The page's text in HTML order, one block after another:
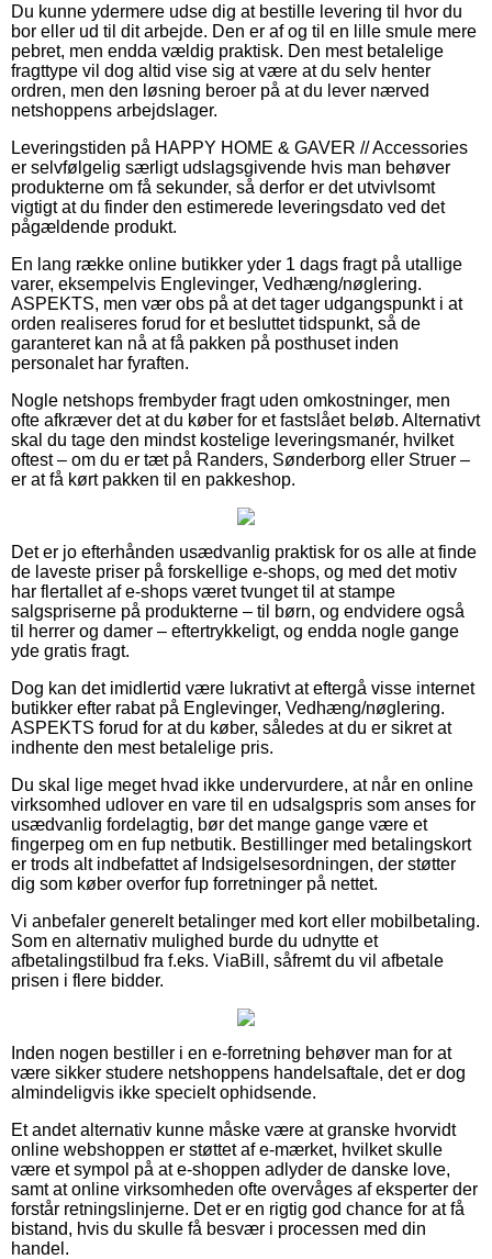
Du kunne ydermere udse dig at bestille levering til hvor du
bor eller ud til dit arbejde. Den er af og til en lille smule mere
pebret, men endda vældig praktisk. Den mest betalelige
fragttype vil dog altid vise sig at være at du selv henter
ordren, men den løsning beroer på at du lever nærved
netshoppens arbejdslager.
Leveringstiden på HAPPY HOME & GAVER // Accessories
er selvfølgelig særligt udslagsgivende hvis man behøver
produkterne om få sekunder, så derfor er det utvivlsomt
vigtigt at du finder den estimerede leveringsdato ved det
pågældende produkt.
En lang række online butikker yder 1 dags fragt på utallige
varer, eksempelvis Englevinger, Vedhæng/nøglering.
ASPEKTS, men vær obs på at det tager udgangspunkt i at
orden realiseres forud for et besluttet tidspunkt, så de
garanteret kan nå at få pakken på posthuset inden
personalet har fyraften.
Nogle netshops frembyder fragt uden omkostninger, men
ofte afkræver det at du køber for et fastslået beløb. Alternativt
skal du tage den mindst kostelige leveringsmanér, hvilket
oftest – om du er tæt på Randers, Sønderborg eller Struer –
er at få kørt pakken til en pakkeshop.
Det er jo efterhånden usædvanlig praktisk for os alle at finde
de laveste priser på forskellige e-shops, og med det motiv
har flertallet af e-shops været tvunget til at stampe
salgspriserne på produkterne – til børn, og endvidere også
til herrer og damer – eftertrykkeligt, og endda nogle gange
yde gratis fragt.
Dog kan det imidlertid være lukrativt at eftergå visse internet
butikker efter rabat på Englevinger, Vedhæng/nøglering.
ASPEKTS forud for at du køber, således at du er sikret at
indhente den mest betalelige pris.
Du skal lige meget hvad ikke undervurdere, at når en online
virksomhed udlover en vare til en udsalgspris som anses for
usædvanlig fordelagtig, bør det mange gange være et
fingerpeg om en fup netbutik. Bestillinger med betalingskort
er trods alt indbefattet af Indsigelsesordningen, der støtter
dig som køber overfor fup forretninger på nettet.
Vi anbefaler generelt betalinger med kort eller mobilbetaling.
Som en alternativ mulighed burde du udnytte et
afbetalingstilbud fra f.eks. ViaBill, såfremt du vil afbetale
prisen i flere bidder.
Inden nogen bestiller i en e-forretning behøver man for at
være sikker studere netshoppens handelsaftale, det er dog
almindeligvis ikke specielt ophidsende.
Et andet alternativ kunne måske være at granske hvorvidt
online webshoppen er støttet af e-mærket, hvilket skulle
være et sympol på at e-shoppen adlyder de danske love,
samt at online virksomheden ofte overvåges af eksperter der
forstår retningslinjerne. Det er en rigtig god chance for at få
bistand, hvis du skulle få besvær i processen med din
handel.